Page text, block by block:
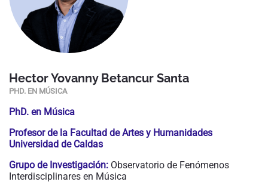
Hector Yovanny Betancur Santa
PHD. EN MÚSICA
PhD. en Música
Profesor de la Facultad de Artes y Humanidades
Universidad de Caldas
Grupo de Investigación: Observatorio de Fenómenos
Interdisciplinares en Música